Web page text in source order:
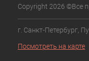
Copyright 2026 ©Все
г. Санкт-Петербург,
Посмотреть на карте